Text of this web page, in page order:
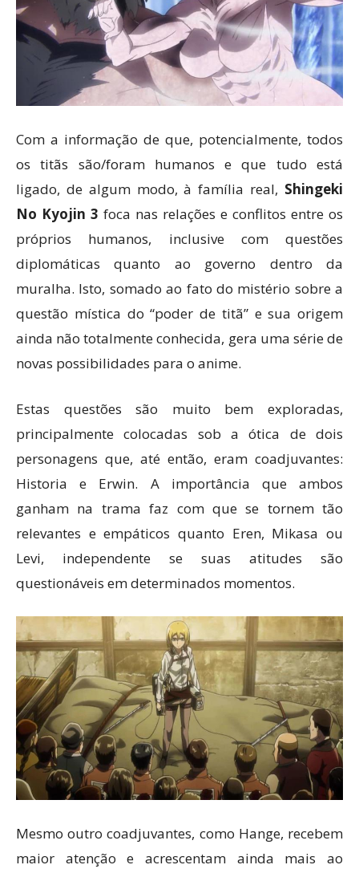
Com a informação de que, potencialmente, todos
os titãs são/foram humanos e que tudo está
ligado, de algum modo, à família real, Shingeki
No Kyojin 3 foca nas relações e conflitos entre os
próprios humanos, inclusive com questões
diplomáticas quanto ao governo dentro da
muralha. Isto, somado ao fato do mistério sobre a
questão mística do “poder de titã” e sua origem
ainda não totalmente conhecida, gera uma série de
novas possibilidades para o anime.
Estas questões são muito bem exploradas,
principalmente colocadas sob a ótica de dois
personagens que, até então, eram coadjuvantes:
Historia e Erwin. A importância que ambos
ganham na trama faz com que se tornem tão
relevantes e empáticos quanto Eren, Mikasa ou
Levi, independente se suas atitudes são
questionáveis em determinados momentos.
Mesmo outro coadjuvantes, como Hange, recebem
maior atenção e acrescentam ainda mais ao